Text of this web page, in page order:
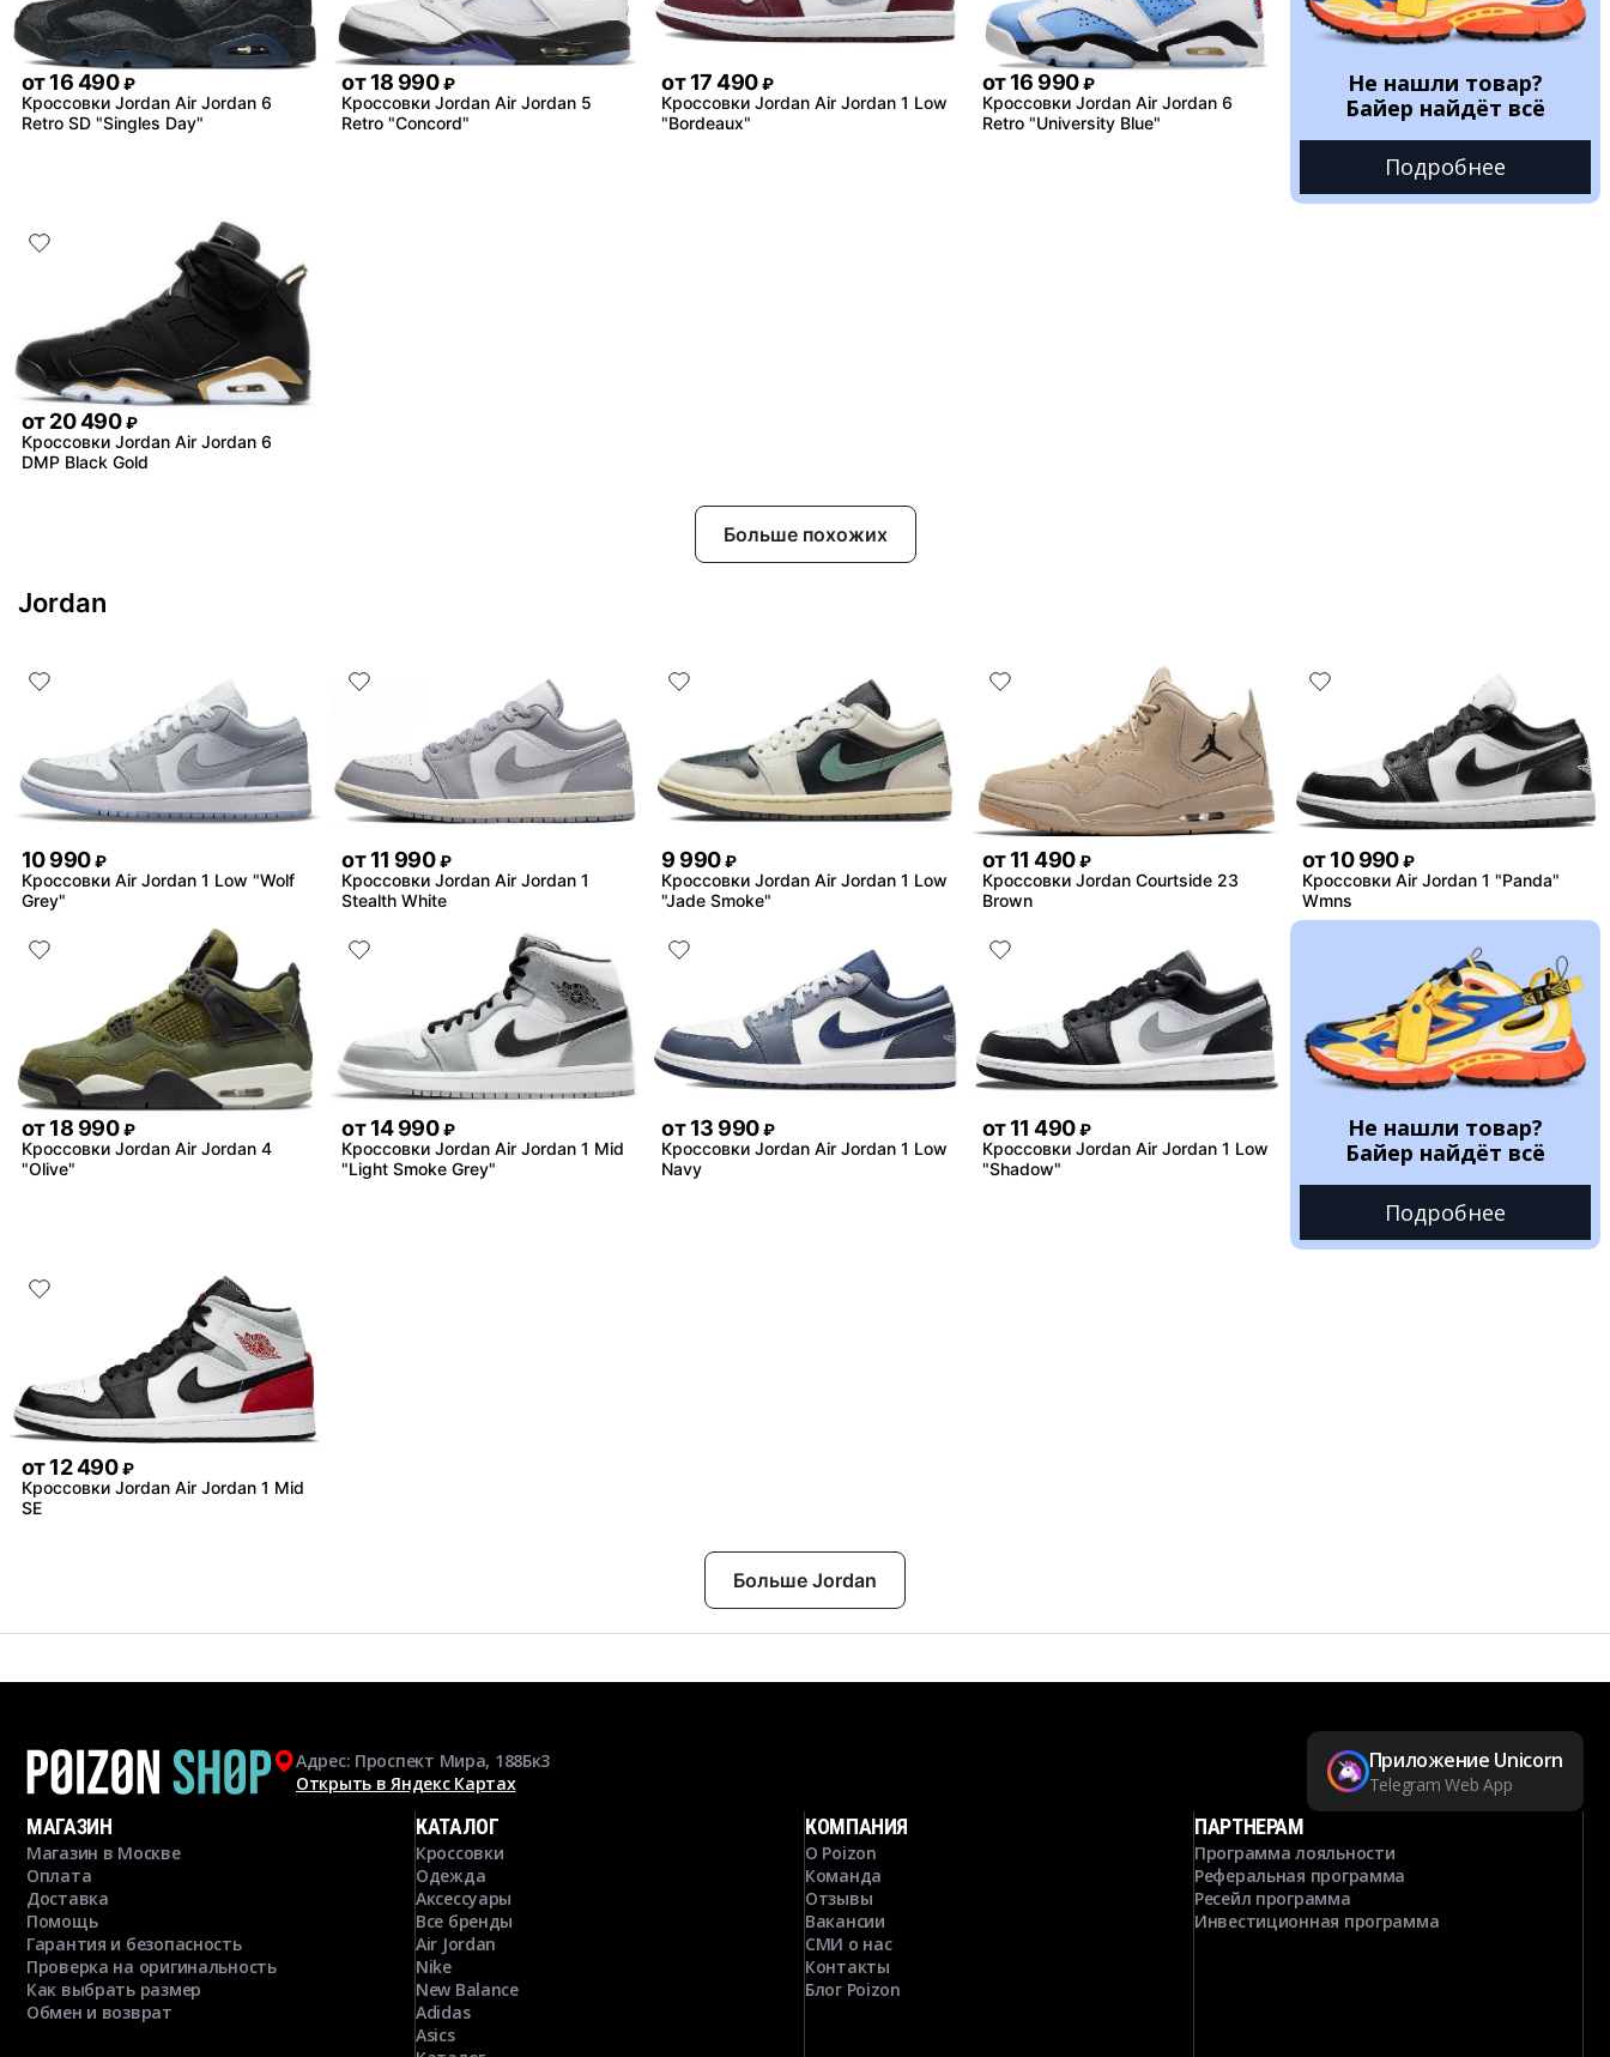
от16 490 ₽
Кроссовки Jordan Air Jordan 6
Retro SD "Singles Day"
от 18 990 ₽
Кроссовки Jordan Air Jordan 5
Retro "Concord"
от 17 490 ₽
Кроссовки Jordan Air Jordan 1 Low
"Bordeaux"
от 16 990 ₽
Кроссовки Jordan Air Jordan 6
Retro "University Blue"
Не нашли товар?
Байер найдёт всё
Подробнее
от20 490 ₽
Кроссовки Jordan Air Jordan 6
DMP Black Gold
Больше похожих
Jordan
10 990 ₽
Кроссовки Air Jordan 1 Low "Wolf
Grey"
от 11 990 ₽
Кроссовки Jordan Air Jordan 1
Stealth White
9 990 ₽
Кроссовки Jordan Air Jordan 1 Low
"Jade Smoke"
от 11 490 ₽
Кроссовки Jordan Courtside 23
Brown
от 10 990 ₽
Кроссовки Air Jordan 1 "Panda"
Wmns
от18 990 ₽
Кроссовки Jordan Air Jordan 4
"Olive"
от 14 990 ₽
Кроссовки Jordan Air Jordan 1 Mid
"Light Smoke Grey"
от 13 990 ₽
Кроссовки Jordan Air Jordan 1 Low
Navy
от 11 490 ₽
Кроссовки Jordan Air Jordan 1 Low
"Shadow"
Не нашли товар?
Байер найдёт всё
Подробнее
от12 490 ₽
Кроссовки Jordan Air Jordan 1 Mid
SE
Больше Jordan
Адрес: Проспект Мира, 188Бк3
Открыть в Яндекс Картах
Приложение Unicorn
Telegram Web App
МАГАЗИН
Магазин в Москве
Оплата
Доставка
Помощь
Гарантия и безопасность
Проверка на оригинальность
Как выбрать размер
Обмен и возврат
КАТАЛОГ
Кроссовки
Одежда
Аксессуары
Все бренды
Air Jordan
Nike
New Balance
Adidas
Asics
КОМПАНИЯ
О Poizon
Команда
Отзывы
Вакансии
СМИ о нас
Контакты
Блог Poizon
ПАРТНЕРАМ
Программа лояльности
Реферальная программа
Ресейл программа
Инвестиционная программа